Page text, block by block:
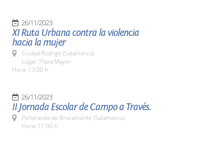
26/11/2023
XI Ruta Urbana contra la violencia
hacia la mujer
Ciudad Rodrigo (Salamanca)
Lugar: Plaza Mayor
Hora: 13:00 h.
26/11/2023
II Jornada Escolar de Campo a Través.
Peñaranda de Bracamonte (Salamanca)
Hora: 11:00 h.